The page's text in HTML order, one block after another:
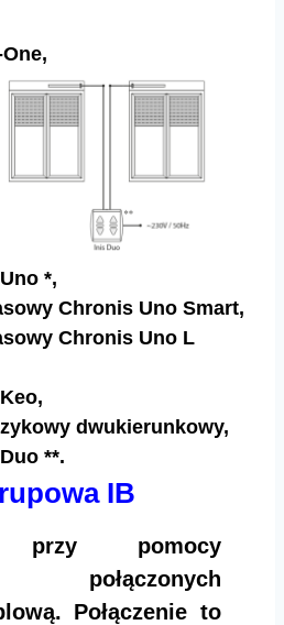
*,
Chronis Uno Smart,
Chronis Uno L
dwukierunkowy,
**.​​
IB
przy pomocy
połączonych
Połączenie to